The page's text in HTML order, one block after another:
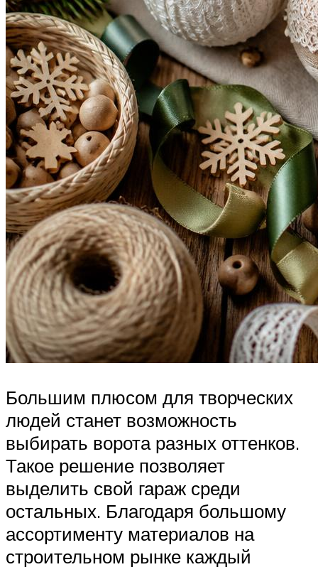
Большим плюсом для творческих
людей станет возможность
выбирать ворота разных оттенков.
Такое решение позволяет
выделить свой гараж среди
остальных. Благодаря большому
ассортименту материалов на
строительном рынке каждый